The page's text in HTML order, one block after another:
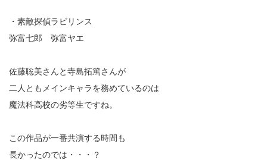
・素敵探偵ラビリンス
弥富七郎 弥富ヤエ
佐藤聡美さんと寺島拓篤さんが
二人ともメインキャラを務めているのは
魔法科高校の劣等生ですね。
この作品が一番共演する時間も
長かったのでは・・・？